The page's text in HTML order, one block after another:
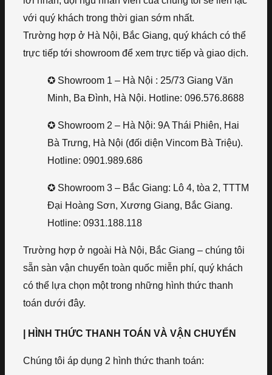
với quý khách trong thời gian sớm nhất.
Trường hợp ở Hà Nội, Bắc Giang, quý khách có thể
trực tiếp tới showroom để xem trực tiếp và giao dịch.
✪ Showroom 1 – Hà Nội : 25/73 Giang Văn
Minh, Ba Đình, Hà Nội. Hotline: 096.576.8688
✪ Showroom 2 – Hà Nội: 9A Thái Phiên, Hai
Bà Trưng, Hà Nội (đối diện Vincom Bà Triệu).
Hotline: 0901.989.686
✪ Showroom 3 – Bắc Giang: Lô 4, tòa 2, TTTM
Đại Hoàng Sơn, Xương Giang, Bắc Giang.
Hotline: 0931.188.118
Trường hợp ở ngoài Hà Nội, Bắc Giang – chúng tôi
sẵn sàn vận chuyển toàn quốc miễn phí, quý khách
có thể lựa chọn một trong những hình thức thanh
toán dưới đây.
| HÌNH THỨC THANH TOÁN VÀ VẬN CHUYỂN
Chúng tôi áp dụng 2 hình thức thanh toán: